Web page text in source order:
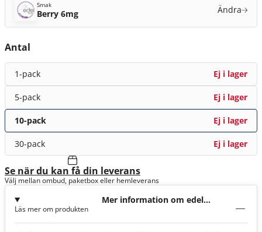
Smak
Berry 6mg Ändra
Antal
1-pack Ej i lager
5-pack Ej i lager
10-pack Ej i lager
30-pack Ej i lager
Se när du kan få din leverans
Välj mellan ombud, paketbox eller hemleverans
Mer information om edel
Läs mer om produkten